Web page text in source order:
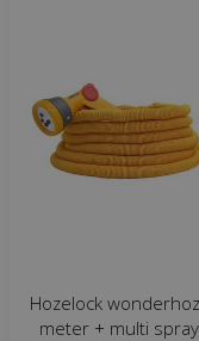
Hozelock
meter + multi